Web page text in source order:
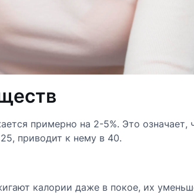
примерно на 2-5%. Это означает,
приводит к нему в 40.
калории даже в покое, их